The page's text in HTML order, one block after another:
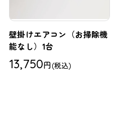
壁掛けエアコン（お掃除機
能なし）1台
13,750円(税込)